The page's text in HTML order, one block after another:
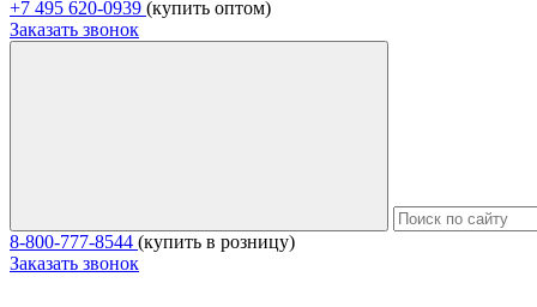
+7 495 620-0939 (купить оптом)
Заказать звонок
8-800-777-8544 (купить в розницу)
Заказать звонок